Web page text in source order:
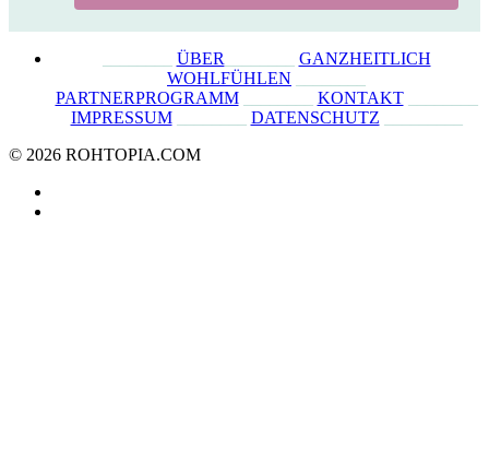
ÜBER________
GANZHEITLICH
WOHLFÜHLEN
PARTNERPROGRAMM________ KONTAKT________
IMPRESSUM
DATENSCHUTZ
© 2026 ROHTOPIA.COM